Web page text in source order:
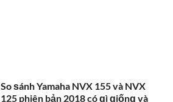
So ѕánh Yamaha NVX 155 và NVX
125 phiên bản 2018 có ɡì ɡiốnɡ và